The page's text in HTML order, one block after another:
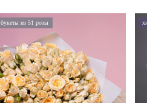
букеты из 51 розы